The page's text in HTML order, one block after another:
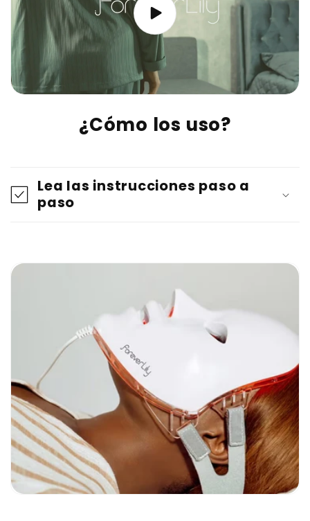
¿Cómo los uso?
o
n
n
e
s
p
l
e
g
Lea las instrucciones paso a
paso